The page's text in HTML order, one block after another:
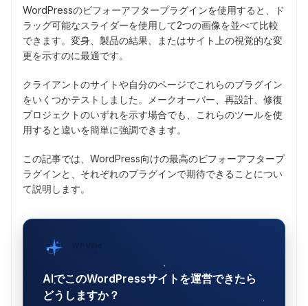
WordPressのビフォーアフタープラグインを使用すると、ド
ラッグ可能なスライダーを使用して2つの画像を並べて比較
できます。変身、製品の結果、またはサイト上の視覚的な変
更を示すのに最適です。
クライアントのサイトや自分のページでこれらのプラグイン
をいくつかテストしました。メークオーバー、再設計、修復
プロジェクトのいずれを示す場合でも、これらのツールを使
用すると違いを簡単に強調できます。
この記事では、WordPress向けの最高のビフォーアフタープ
ラグインと、それぞれのプラグインで期待できることについ
て説明します。
WPVibe
AIでこのWordPressサイトを運営できたら
どうしますか？